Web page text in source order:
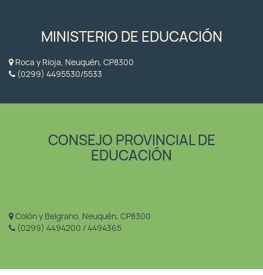
MINISTERIO DE EDUCACIÓN
Roca y Rioja, Neuquén, CP8300
(0299) 4495530/5533
CONSEJO PROVINCIAL DE
EDUCACIÓN
Colón y Belgrano, Neuquén, CP8300
(0299) 4494200 / 4494365